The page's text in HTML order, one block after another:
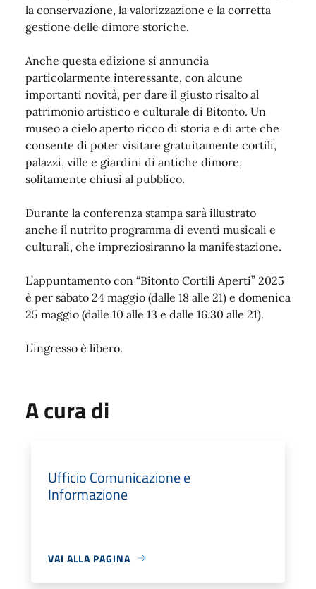
la conservazione, la valorizzazione e la corretta
gestione delle dimore storiche.
Anche questa edizione si annuncia
particolarmente interessante, con alcune
importanti novità, per dare il giusto risalto al
patrimonio artistico e culturale di Bitonto. Un
museo a cielo aperto ricco di storia e di arte che
consente di poter visitare gratuitamente cortili,
palazzi, ville e giardini di antiche dimore,
solitamente chiusi al pubblico.
Durante la conferenza stampa sarà illustrato
anche il nutrito programma di eventi musicali e
culturali, che impreziosiranno la manifestazione.
L’appuntamento con “Bitonto Cortili Aperti” 2025
è per sabato 24 maggio (dalle 18 alle 21) e domenica
25 maggio (dalle 10 alle 13 e dalle 16.30 alle 21).
L’ingresso è libero.
A cura di
Ufficio Comunicazione e
Informazione
VAI ALLA PAGINA